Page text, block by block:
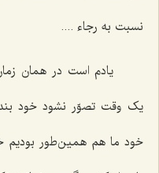
نسبت به رجاء ....
یادم است در همان
یک وقت تصوّر نشود خود
خود ما هم همین‌طور بودیم